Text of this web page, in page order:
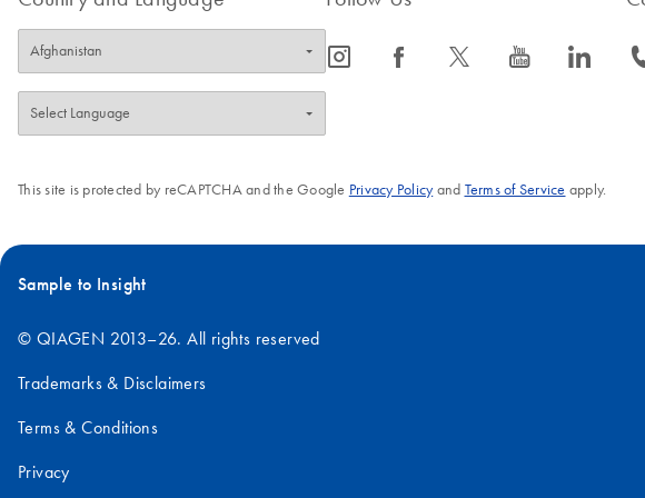
icon_0065_instagram-s icon_0064_facebook-s icon_0340_cc_gen_x-s icon_0077_youtube-s icon_0066_linkedin-s
This site is protected by reCAPTCHA and the Google Privacy Policyand Terms of Service apply.
Sample to Insight
© QIAGEN 2013–26. All rights reserved
Trademarks & Disclaimers
Terms & Conditions
Privacy